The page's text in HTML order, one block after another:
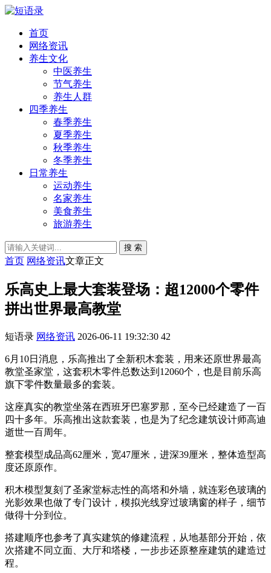
首页
网络资讯
养生文化
中医养生
节气养生
养生人群
四季养生
春季养生
夏季养生
秋季养生
冬季养生
日常养生
运动养生
名家养生
美食养生
旅游养生
搜 索
首页 网络资讯文章正文
乐高史上最大套装登场：超12000个零件
拼出世界最高教堂
短语录 网络资讯 2026-06-11 19:32:30 42
6月10日消息，乐高推出了全新积木套装，用来还原世界最高
教堂圣家堂，这套积木零件总数达到12060个，也是目前乐高
旗下零件数量最多的套装。
这座真实的教堂坐落在西班牙巴塞罗那，至今已经建造了一百
四十多年。乐高推出这款套装，也是为了纪念建筑设计师高迪
逝世一百周年。
整套模型成品高62厘米，宽47厘米，进深39厘米，整体造型高
度还原原作。
积木模型复刻了圣家堂标志性的高塔和外墙，就连彩色玻璃的
光影效果也做了专门设计，模拟光线穿过玻璃窗的样子，细节
做得十分到位。
搭建顺序也参考了真实建筑的修建流程，从地基部分开始，依
次搭建不同立面、大厅和塔楼，一步步还原整座建筑的建造过
程。